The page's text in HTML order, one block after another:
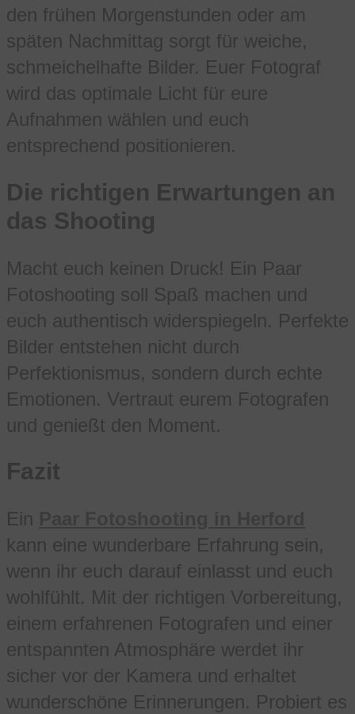
den frühen Morgenstunden oder am
späten Nachmittag sorgt für weiche,
schmeichelhafte Bilder. Euer Fotograf
wird das optimale Licht für eure
Aufnahmen wählen und euch
entsprechend positionieren.
Die richtigen Erwartungen an
das Shooting
Macht euch keinen Druck! Ein Paar
Fotoshooting soll Spaß machen und
euch authentisch widerspiegeln. Perfekte
Bilder entstehen nicht durch
Perfektionismus, sondern durch echte
Emotionen. Vertraut eurem Fotografen
und genießt den Moment.
Fazit
Ein
kann eine wunderbare Erfahrung sein,
wenn ihr euch darauf einlasst und euch
wohlfühlt. Mit der richtigen Vorbereitung,
einem erfahrenen Fotografen und einer
entspannten Atmosphäre werdet ihr
sicher vor der Kamera und erhaltet
wunderschöne Erinnerungen. Probiert es